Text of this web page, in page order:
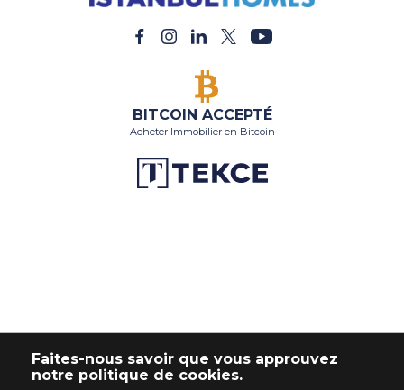
Faites-nous savoir que vous approuvez
notre politique de cookies.